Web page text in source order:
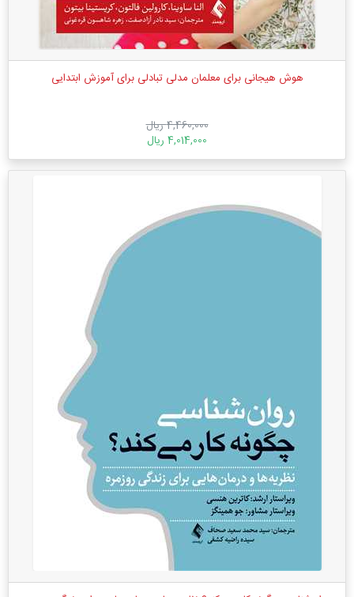
هوش هیجانی برای معلمان مدلی تبادلی برای آموزش ابتدایی
4,460,000 ریال
4,014,000 ریال